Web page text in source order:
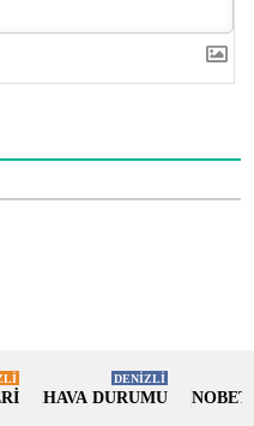
HAVA DURUMU
DENİZLİ